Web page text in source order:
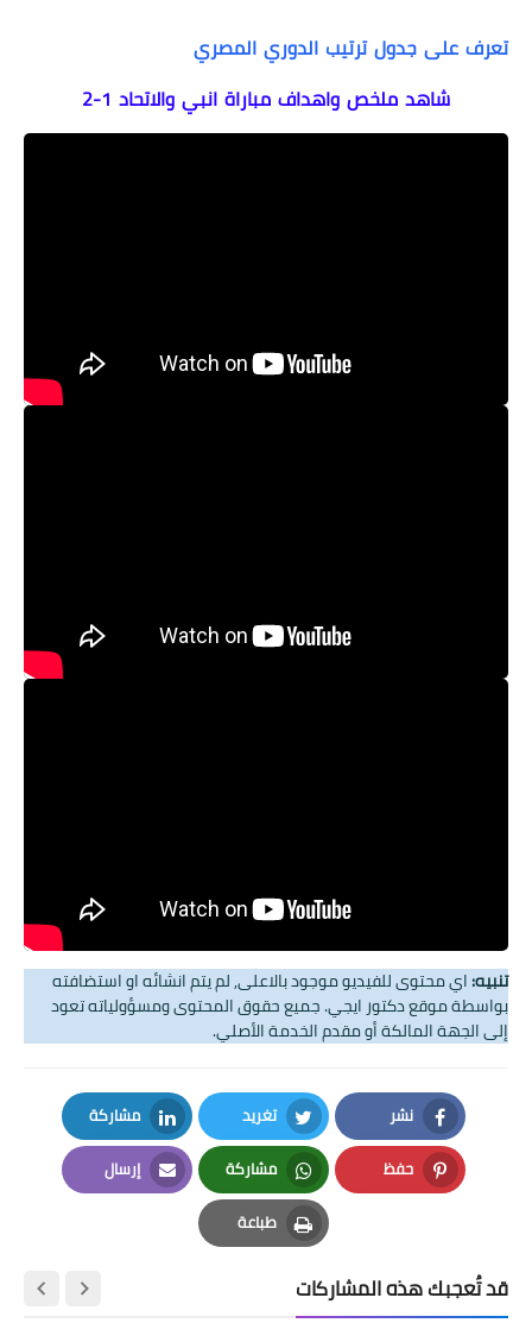
تعرف على جدول ترتيب الدوري المصري
شاهد ملخص واهداف مباراة انبي والاتحاد 1-2
تنبيه:اي محتوى للفيديو موجود بالاعلى, لم يتم انشائه او استضافته
بواسطة موقع دكتور ايجي. جميع حقوق المحتوى ومسؤولياته تعود
إلى الجهة المالكة أو مقدم الخدمة الأصلي.
نشر
Facebook
تغريد
Twitter
مشاركة
LinkedIn
حفظ
Pinterest
مشاركة
Whatsapp
إرسال
Email
طباعة
Print
قد تُعجبك هذه المشاركات